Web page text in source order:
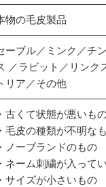
物の毛皮製品
ーブル／ミンク／チ
／ラビット／リンク
リア／その他
・古くて状態が悪いも
・毛皮の種類が不明な
・ノーブランドのもの
・ネーム刺繍が入って
・サイズが小さいもの